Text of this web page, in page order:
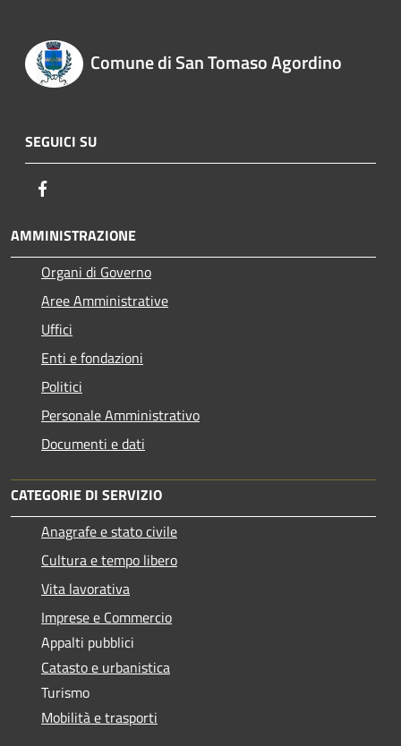
Comune di San Tomaso Agordino
SEGUICI SU
AMMINISTRAZIONE
Organi di Governo
Aree Amministrative
Uffici
Enti e fondazioni
Politici
Personale Amministrativo
Documenti e dati
CATEGORIE DI SERVIZIO
Anagrafe e stato civile
Cultura e tempo libero
Vita lavorativa
Imprese e Commercio
Appalti pubblici
Catasto e urbanistica
Turismo
Mobilità e trasporti